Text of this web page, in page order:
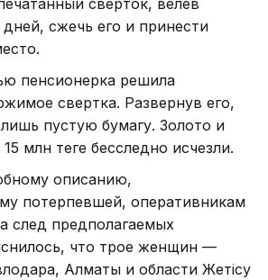
сверток, велев
сжечь его и принести
пенсионерка решила
свертка. Развернув его,
пустую бумагу. Золото и
млн теңге бесследно исчезли.
описанию,
потерпевшей, оперативникам
след предполагаемых
что трое женщин —
Алматы и области Жетiсу